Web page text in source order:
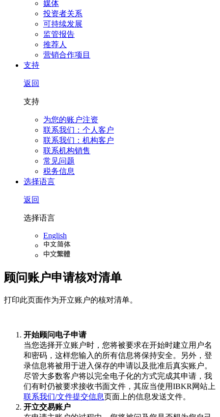
媒体
投资者关系
可持续发展
监管报告
推荐人
营销合作项目
支持
返回
支持
为您的账户注资
联系我们：个人客户
联系我们：机构客户
联系机构销售
常见问题
税务信息
选择语言
返回
选择语言
English
顾问账户申请核对清单
打印此页面作为开立账户的核对清单。
开始顾问电子申请
当您选择开立账户时，您将被要求在开始时建立用户名
和密码，这样您输入的所有信息将保持安全。另外，登
录信息将被用于进入保存的申请以及批准后真实账户。
尽管大多数客户将以完全电子化的方式完成其申请，我
们有时仍被要求接收书面文件，其应当使用IBKR网站上
联系我们/文件提交信息页面上的信息发送文件。
开立交易账户